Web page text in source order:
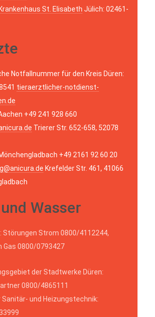
St. Elisabeth Jülich: 02461-
Notfallnummer für den Kreis Düren:
tieraerztlicher-notdienst-
+49 241 928 660
Trierer Str. 652-658, 52078
+49 2161 92 60 20
Krefelder Str. 461, 41066
Wasser
Störungen Strom 0800/4112244,
Gas 0800/0793427
der Stadtwerke Düren:
0800/4865111
Sanitär- und Heizungstechnik: